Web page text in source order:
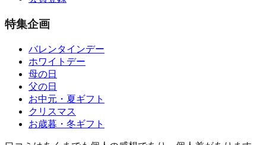
特集企画
バレンタインデー
ホワイトデー
母の日
父の日
お中元・夏ギフト
クリスマス
お歳暮・冬ギフト